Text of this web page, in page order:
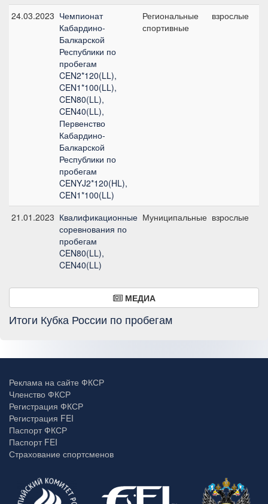
24.03.2023 Чемпионат
Кабардино-
Балкарской
Республики по
пробегам
CEN2*120(LL),
CEN1*100(LL),
CEN80(LL),
CEN40(LL),
Первенство
Кабардино-
Балкарской
Республики по
пробегам
CENYJ2*120(HL),
CEN1*100(LL)
Региональные
спортивные
взрослые
21.01.2023 Квалификационные
соревнования по
пробегам
CEN80(LL),
CEN40(LL)
Муниципальные взрослые
МЕДИА
Итоги Кубка России по пробегам
Реклама на сайте ФКСР
Членство ФКСР
Регистрация ФКСР
Регистрация FEI
Паспорт ФКСР
Паспорт FEI
Страхование спортсменов